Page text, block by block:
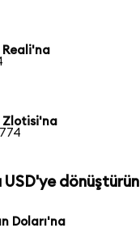
Reali'na
Zlotisi'na
dönüştürün
Doları'na